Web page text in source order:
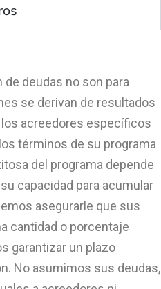
deudas no son para
se derivan de resultados
acreedores específicos
términos de su programa
del programa depende
capacidad para acumular
asegurarle que sus
cantidad o porcentaje
garantizar un plazo
No asumimos sus deudas,